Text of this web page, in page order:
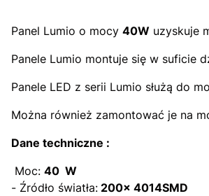
Panel Lumio o mocy 40W uzyskuje
Panele Lumio montuje się w suficie
Panele LED z serii Lumio służą do
Można również zamontować je na
Dane techniczne :
Moc: 40 W
- Źródło światła: 200x 4014SMD